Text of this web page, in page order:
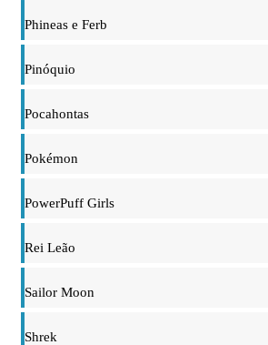
Phineas e Ferb
Pinóquio
Pocahontas
Pokémon
PowerPuff Girls
Rei Leão
Sailor Moon
Shrek